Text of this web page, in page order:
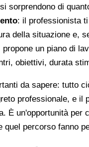
sorprendono di
: il professionista
della situazione e,
propone un piano di
obiettivi, durata
da sapere: tutto
professionale, e il
È un'opportunità per
quel percorso fanno